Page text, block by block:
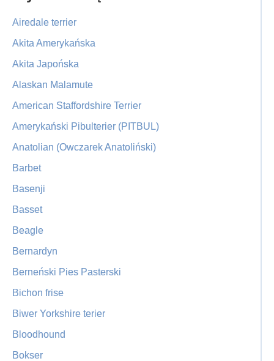
Sidebar
Airedale terrier
Akita Amerykańska
Akita Japońska
Alaskan Malamute
American Staffordshire Terrier
Amerykański Pibulterier (PITBUL)
Anatolian (Owczarek Anatoliński)
Barbet
Basenji
Basset
Beagle
Bernardyn
Berneński Pies Pasterski
Bichon frise
Biwer Yorkshire terier
Bloodhound
Bokser